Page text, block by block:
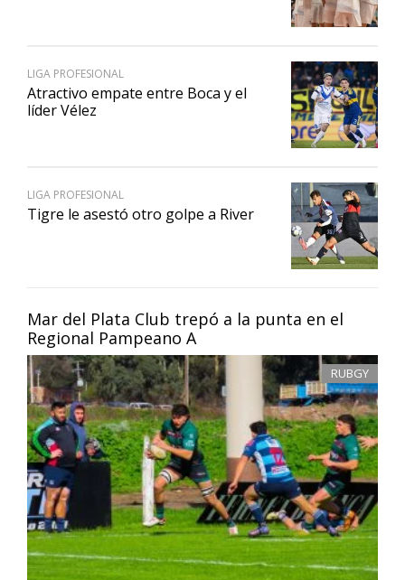
Mar del Plata Club trepó a la punta en el
Regional Pampeano A
RUBGY
LIGA PROFESIONAL
Atractivo empate entre Boca y el
líder Vélez
LIGA PROFESIONAL
Tigre le asestó otro golpe a River